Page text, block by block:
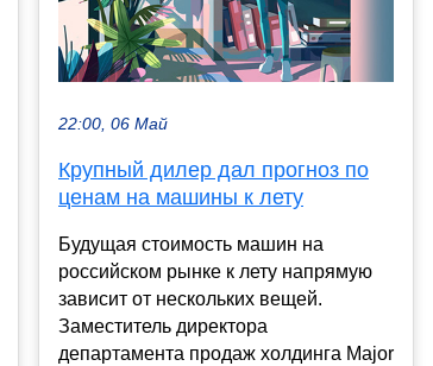
22:00, 06 Май
Крупный дилер дал прогноз по
ценам на машины к лету
Будущая стоимость машин на
российском рынке к лету напрямую
зависит от нескольких вещей.
Заместитель директора
департамента продаж холдинга Major